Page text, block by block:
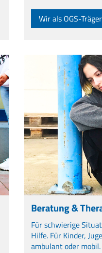
Wir als OGS-Träger
Beratung &
Für schwierige
Hilfe. Für Kinder,
ambulant oder mobil.